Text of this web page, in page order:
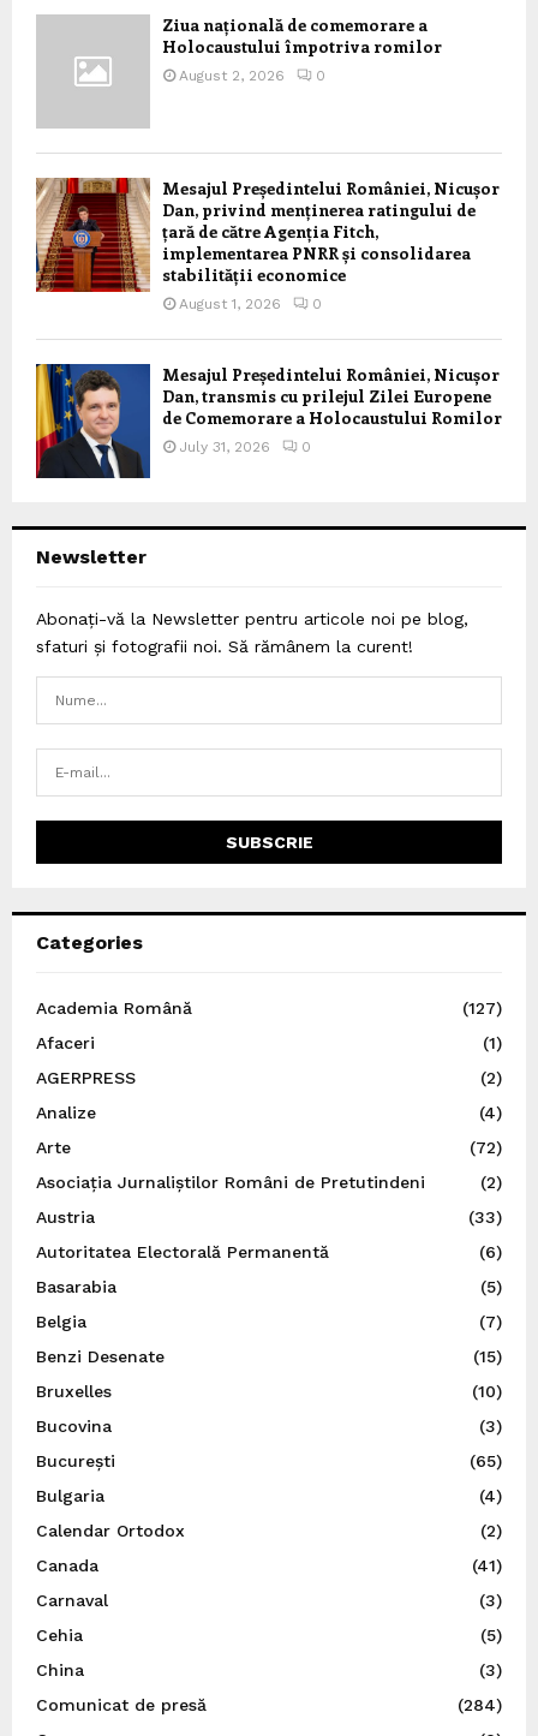
Ziua națională de comemorare a
Holocaustului împotriva romilor
August 2, 2026 0
Mesajul Președintelui României, Nicușor
Dan, privind menținerea ratingului de
țară de către Agenția Fitch,
implementarea PNRR și consolidarea
stabilității economice
August 1, 2026 0
Mesajul Președintelui României, Nicușor
Dan, transmis cu prilejul Zilei Europene
de Comemorare a Holocaustului Romilor
July 31, 2026 0
Newsletter
Abonați-vă la Newsletter pentru articole noi pe blog,
sfaturi și fotografii noi. Să rămânem la curent!
Categories
Academia Română
(127)
Afaceri
(1)
AGERPRESS
(2)
Analize
(4)
Arte
(72)
Asociația Jurnaliștilor Români de Pretutindeni
(2)
Austria
(33)
Autoritatea Electorală Permanentă
(6)
Basarabia
(5)
Belgia
(7)
Benzi Desenate
(15)
Bruxelles
(10)
Bucovina
(3)
București
(65)
Bulgaria
(4)
Calendar Ortodox
(2)
Canada
(41)
Carnaval
(3)
Cehia
(5)
China
(3)
Comunicat de presă
(284)